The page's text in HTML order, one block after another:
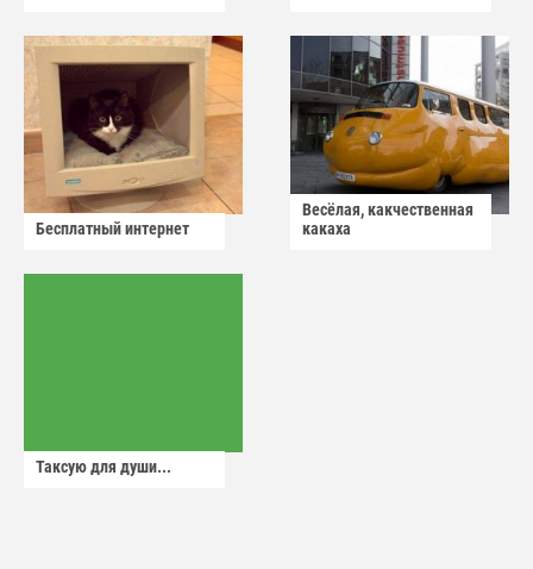
Бесплатный интернет
Весёлая, какчественная
какаха
Таксую для души...